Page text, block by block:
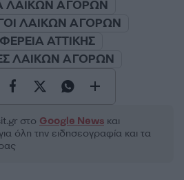
ΛΑΙΚΩΝ ΑΓΟΡΩΝ
ΛΑΙΚΩΝ ΑΓΟΡΩΝ
ΑΤΤΙΚΗΣ
ΛΑΙΚΩΝ ΑΓΟΡΩΝ
στο Google News και
όλη την ειδησεογραφία και τα